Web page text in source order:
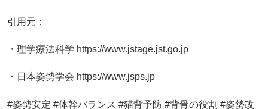
引用元：
・理学療法科学 https://www.jstage.jst.go.jp
・日本姿勢学会 https://www.jsps.jp
#姿勢安定 #体幹バランス #猫背予防 #背骨の役割 #姿勢改